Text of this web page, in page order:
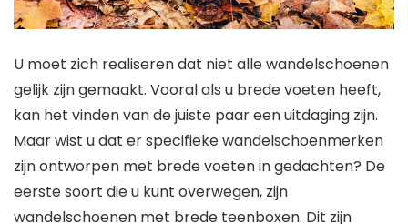
U moet zich realiseren dat niet alle wandelschoenen
gelijk zijn gemaakt. Vooral als u brede voeten heeft,
kan het vinden van de juiste paar een uitdaging zijn.
Maar wist u dat er specifieke wandelschoenmerken
zijn ontworpen met brede voeten in gedachten? De
eerste soort die u kunt overwegen, zijn
wandelschoenen met brede teenboxen. Dit zijn